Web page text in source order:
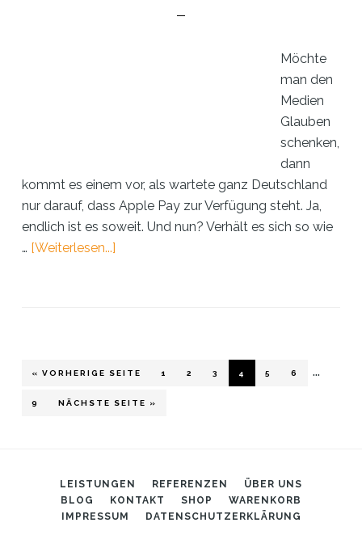
Möchte
man den
Medien
Glauben
schenken,
dann
kommt es einem vor, als wartete ganz Deutschland
nur darauf, dass Apple Pay zur Verfügung steht. Ja,
endlich ist es soweit. Und nun? Verhält es sich so wie
… [Weiterlesen...]
des
« VORHERIGE SEITE AUFRUFEN
GO
1
GO
2
GO
TO
3
GO
TO
4
GO
5
GO
6 …
GO
9 NÄCHSTE SEITE AUFRUFEN
»
LEISTUNGEN REFERENZEN
ÜBER UNS
BLOG
KONTAKT SHOP
WARENKORB
IMPRESSUM
DATENSCHUTZERKLÄRUNG